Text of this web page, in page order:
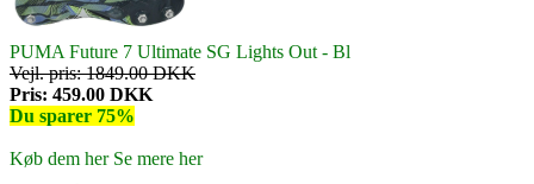
PUMA Future 7 Ultimate SG Lights Out - Bl
Vejl. pris: 1849.00 DKK
Pris: 459.00 DKK
Du sparer 75%
Køb dem herSe mere her